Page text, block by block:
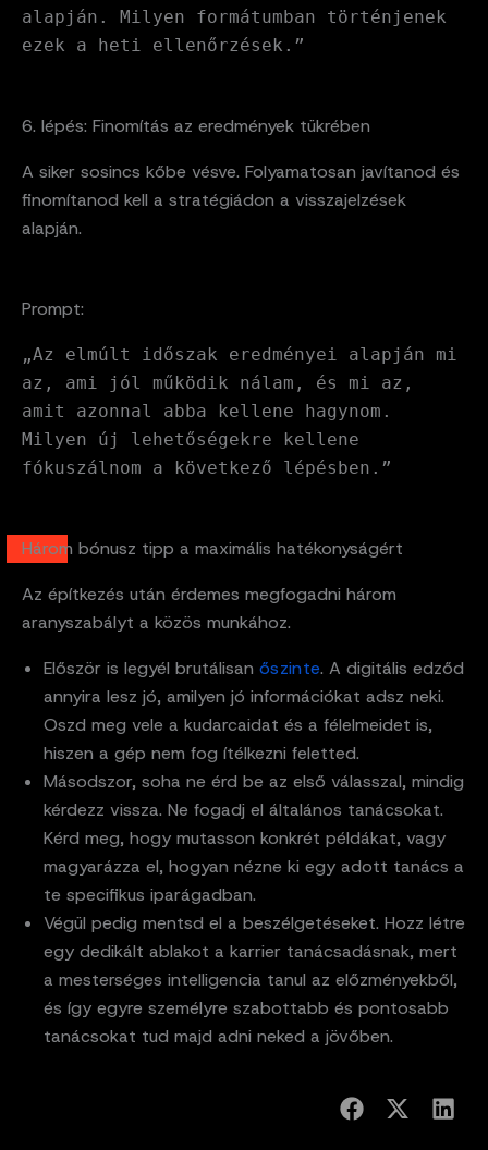
alapján. Milyen formátumban történjenek
ezek a heti ellenőrzések.”
6. lépés: Finomítás az eredmények tükrében
A siker sosincs kőbe vésve. Folyamatosan javítanod és
finomítanod kell a stratégiádon a visszajelzések
alapján.
Prompt:
„Az elmúlt időszak eredményei alapján mi
az, ami jól működik nálam, és mi az,
amit azonnal abba kellene hagynom.
Milyen új lehetőségekre kellene
fókuszálnom a következő lépésben.”
Három bónusz tipp a maximális hatékonyságért
Az építkezés után érdemes megfogadni három
aranyszabályt a közös munkához.
Először is legyél brutálisan őszinte. A digitális edződ
annyira lesz jó, amilyen jó információkat adsz neki.
Oszd meg vele a kudarcaidat és a félelmeidet is,
hiszen a gép nem fog ítélkezni feletted.
Másodszor, soha ne érd be az első válasszal, mindig
kérdezz vissza. Ne fogadj el általános tanácsokat.
Kérd meg, hogy mutasson konkrét példákat, vagy
magyarázza el, hogyan nézne ki egy adott tanács a
te specifikus iparágadban.
Végül pedig mentsd el a beszélgetéseket. Hozz létre
egy dedikált ablakot a karrier tanácsadásnak, mert
a mesterséges intelligencia tanul az előzményekből,
és így egyre személyre szabottabb és pontosabb
tanácsokat tud majd adni neked a jövőben.